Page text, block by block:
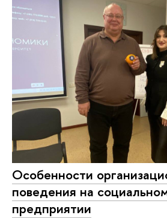
Особенности
поведения на
предприятии